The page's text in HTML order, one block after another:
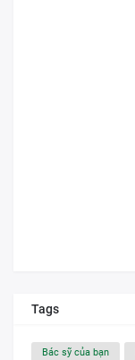
Tags
Bác sỹ của bạn